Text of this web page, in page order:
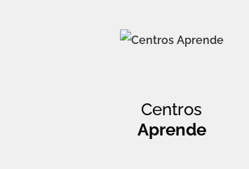
Centros
Aprende